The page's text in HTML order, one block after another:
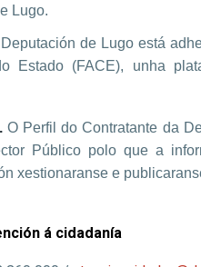
Lugo.
de Lugo está
Estado (FACE), unha
. O Perfil do Contratante da
Público polo que a
xestionaranse e
á cidadanía